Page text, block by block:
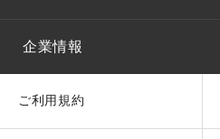
企業情報
ご利用規約